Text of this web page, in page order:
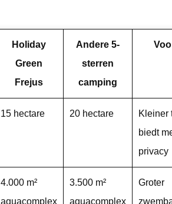
Holiday
Green
Frejus
Andere 5-
sterren
camping
15 hectare 20 hectare
Kleiner
biedt
privacy
4.000 m²
aquacomplex
3.500 m²
aquacomplex
Groter